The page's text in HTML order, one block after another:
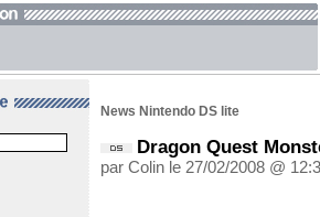
News Nintendo DS lite
Dragon Quest
par Colin le 27/02/2008 @